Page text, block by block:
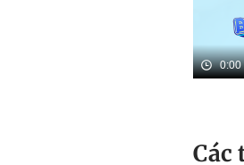
0:00
Các